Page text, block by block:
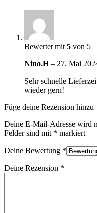
Bewertet mit 5 von 5
Nino.H– 27. Mai
Sehr schnelle
wieder gern!
Füge deine Rezension hinzu
Deine E-Mail-Adresse wird
Felder sind mit * markiert
Deine Bewertung *
Deine Rezension *